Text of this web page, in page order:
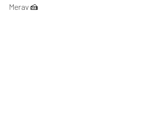
Merav 🍰